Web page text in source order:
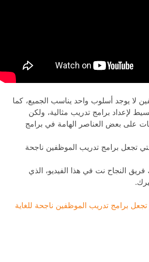
لا يوجد أسلوب واحد يناسب الجميع، كما
لإعداد برامج تدريب مثالية، ولكن
على بعض العناصر الهامة في برامج
تجعل برامج تدريب الموظفين ناجحة
النجاح نت في هذا الفيديو، الذي